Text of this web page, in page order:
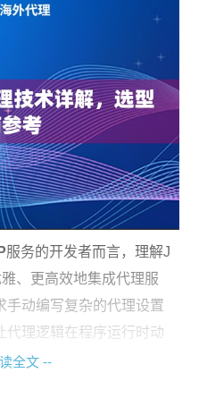
服务的开发者而言，理解J
、更高效地集成代理服
手动编写复杂的代理设置
代理逻辑在程序运行时动
。这种方式不仅提升了代
全文 --